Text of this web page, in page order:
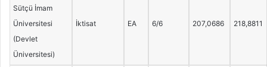
Sütçü İmam
Üniversitesi
(Devlet
Üniversitesi)
İktisat EA 6/6 207,0686 218,8811